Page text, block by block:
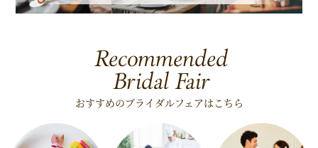
Recommended
Bridal Fair
おすすめのブライダルフェアはこちら